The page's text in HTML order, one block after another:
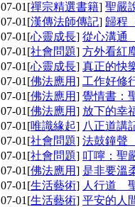
07-01 [禪宗精選書籍] 聖嚴
07-01 [漢傳法師傳記] 歸程
07-01 [心靈成長] 從心溝通
07-01 [社會問題] 方外看紅
07-01 [心靈成長] 真正的快
07-01 [佛法應用] 工作好修
07-01 [佛法應用] 覺情書：
07-01 [佛法應用] 放下的幸
07-01 [唯識緣起] 八正道講
07-01 [社會問題] 法鼓鐘聲
07-01 [社會問題] 叮嚀：聖
07-01 [佛法應用] 是非要溫
07-01 [生活藝術] 人行道
07-01 [生活藝術] 平安的人